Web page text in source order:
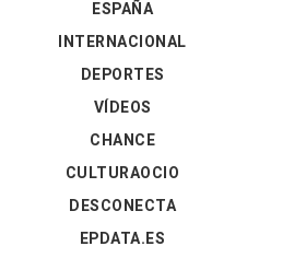
ESPAÑA
INTERNACIONAL
DEPORTES
VÍDEOS
CHANCE
CULTURAOCIO
DESCONECTA
EPDATA.ES